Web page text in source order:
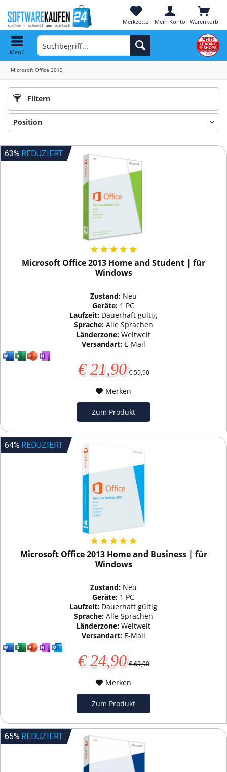
Warenkorb
Merkzettel Mein Konto
Menü
Microsoft Office 2013
Filtern
63% REDUZIERT
Microsoft Office 2013 Home and Student | für
Windows
Zustand: Neu
Geräte: 1 PC
Laufzeit: Dauerhaft gültig
Sprache: Alle Sprachen
Länderzone:Weltweit
Versandart: E-Mail
€ 21,90 € 59,90
Merken
Zum Produkt
64% REDUZIERT
Microsoft Office 2013 Home and Business | für
Windows
Zustand: Neu
Geräte: 1 PC
Laufzeit: Dauerhaft gültig
Sprache: Alle Sprachen
Länderzone:Weltweit
Versandart: E-Mail
€ 24,90 € 69,90
Merken
Zum Produkt
65% REDUZIERT